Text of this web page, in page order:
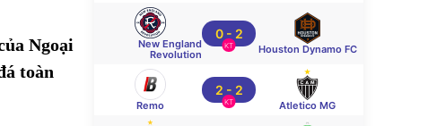
Ngoại
toàn
New England
Revolution
0 - 2
KT Houston Dynamo FC
Remo
2 - 2
KT Atletico MG